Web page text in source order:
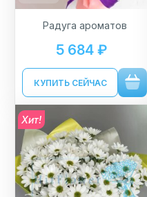
Радуга ароматов
5 684 ₽
КУПИТЬ СЕЙЧАС
Хит!